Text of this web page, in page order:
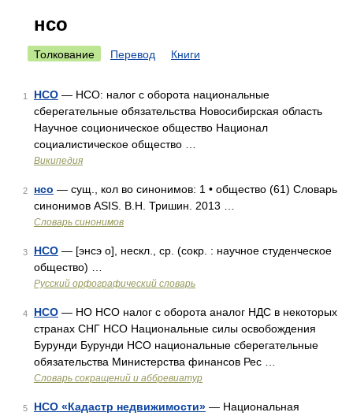
нсо
Толкование Перевод Книги
1 НСО — НСО: налог с оборота национальные
сберегательные обязательства Новосибирская область
Научное соционическое общество Национал
социалистическое общество …
Википедия
2 нсо — сущ., кол во синонимов: 1 • общество (61) Словарь
синонимов ASIS. В.Н. Тришин. 2013 …
Словарь синонимов
3 НСО — [энсэ о], нескл., ср. (сокр. : научное студенческое
общество) …
Русский орфографический словарь
4 НСО — НО НСО налог с оборота аналог НДС в некоторых
странах СНГ НСО Национальные силы освобождения
Бурунди Бурунди НСО национальные сберегательные
обязательства Министерства финансов Рес …
Словарь сокращений и аббревиатур
5 НСО «Кадастр недвижимости» — Национальная